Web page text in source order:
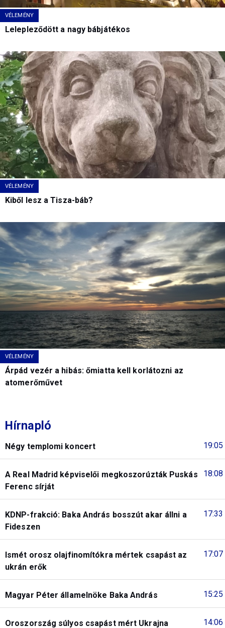
VÉLEMÉNY
Lelepleződött a nagy bábjátékos
VÉLEMÉNY
Kiből lesz a Tisza-báb?
VÉLEMÉNY
Árpád vezér a hibás: őmiatta kell korlátozni az
atomerőművet
Hírnapló
19:05
Négy templomi koncert
18:08
A Real Madrid képviselői megkoszorúzták Puskás
Ferenc sírját
17:33
KDNP-frakció: Baka András bosszút akar állni a
Fideszen
17:07
Ismét orosz olajfinomítókra mértek csapást az
ukrán erők
15:25
Magyar Péter államelnöke Baka András
14:06
Oroszország súlyos csapást mért Ukrajna